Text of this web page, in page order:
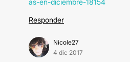
as-en-diciembre-18154
Responder
Nicole27
4 dic 2017